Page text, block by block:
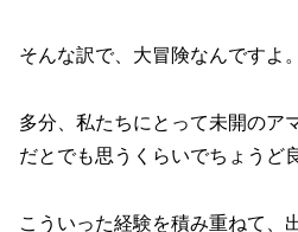
そんな訳で、大冒険なんですよ
多分、私たちにとって未開のア
だとでも思うくらいでちょうど
こういった経験を積み重ねて、